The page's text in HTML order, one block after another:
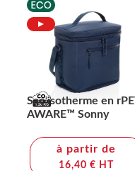
Sac isotherme en
AWARE™ Sonny
à partir de
16,40 € HT